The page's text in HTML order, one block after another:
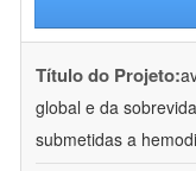
Título do Projeto:
global e da
submetidas a